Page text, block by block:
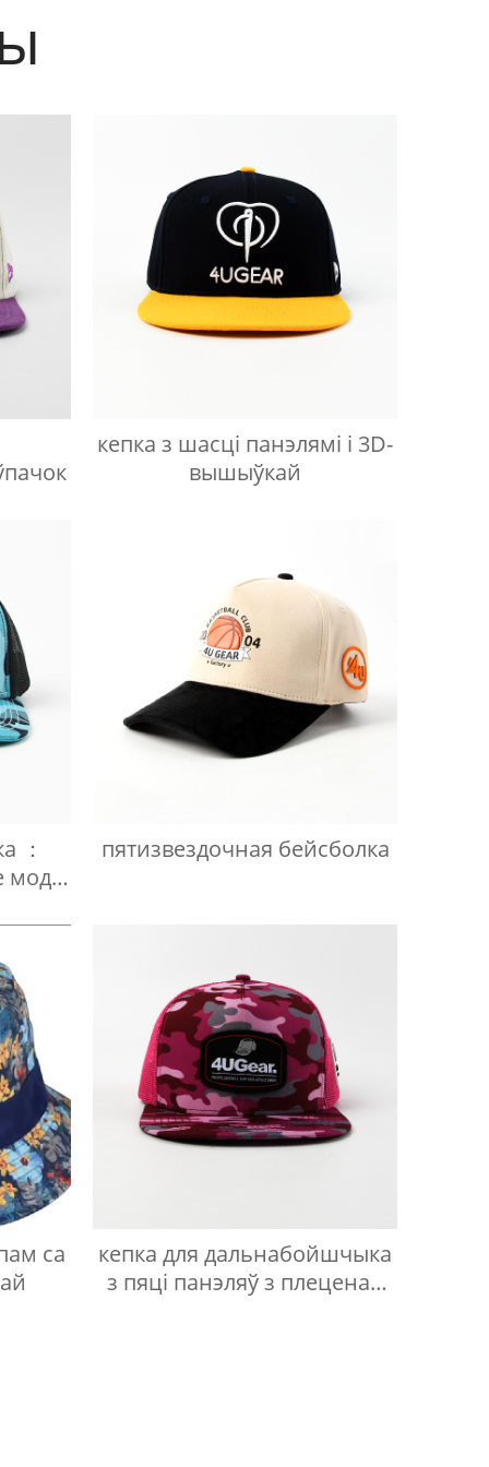
кепка з шасці панэлямі і 3D-
вышыўкай
：
моды
пятизвездочная бейсболка
са
кепка для дальнабойшчыка
з пяці панэляў з плеценай